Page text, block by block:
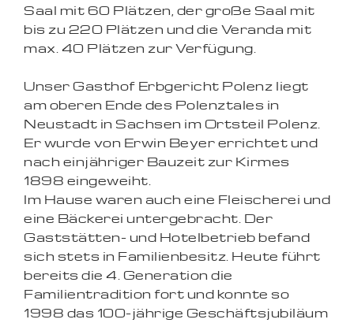
Saal mit 60 Plätzen, der große Saal mit
bis zu 220 Plätzen und die Veranda mit
max. 40 Plätzen zur Verfügung.
Unser Gasthof Erbgericht Polenz liegt
am oberen Ende des Polenztales in
Neustadt in Sachsen im Ortsteil Polenz.
Er wurde von Erwin Beyer errichtet und
nach einjähriger Bauzeit zur Kirmes
1898 eingeweiht.
Im Hause waren auch eine Fleischerei und
eine Bäckerei untergebracht. Der
Gaststätten- und Hotelbetrieb befand
sich stets in Familienbesitz. Heute führt
bereits die 4. Generation die
Familientradition fort und konnte so
1998 das 100-jährige Geschäftsjubiläum